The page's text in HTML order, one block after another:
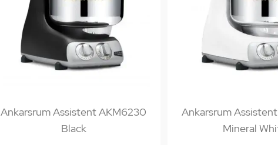
Ankarsrum Assistent AKM6230
Black
Ankarsrum
Mineral